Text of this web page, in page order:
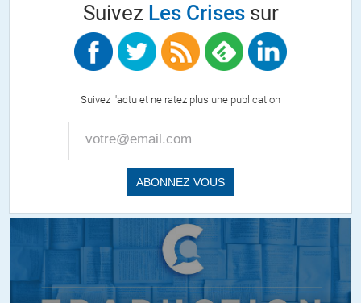
Suivez Les Crisessur
Suivez l'actu et ne ratez plus une publication